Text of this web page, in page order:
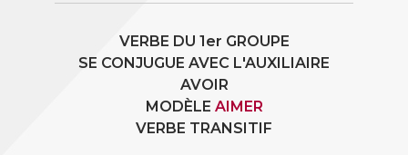
VERBE DU 1er GROUPE
SE CONJUGUE AVEC L'AUXILIAIRE
AVOIR
MODÈLE AIMER
VERBE TRANSITIF